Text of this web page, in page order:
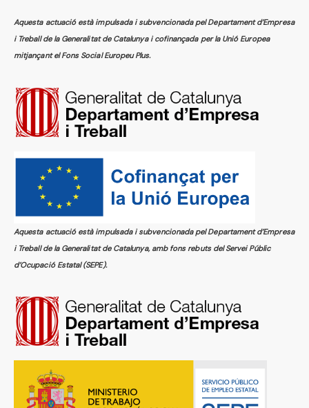
Aquesta actuació està impulsada i subvencionada pel Departament d’Empresa
i Treball de la Generalitat de Catalunya i cofinançada per la Unió Europea
mitjançant el Fons Social Europeu Plus.
Aquesta actuació està impulsada i subvencionada pel Departament d’Empresa
i Treball de la Generalitat de Catalunya, amb fons rebuts del Servei Públic
d’Ocupació Estatal (SEPE).